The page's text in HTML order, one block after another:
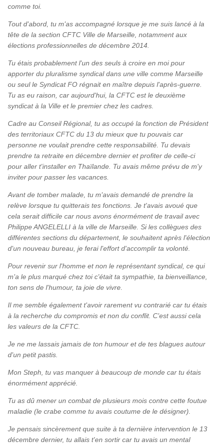
comme toi.
Tout d'abord, tu m'as accompagné lorsque je me suis lancé à la
tête de la section CFTC Ville de Marseille, notamment aux
élections professionnelles de décembre 2014.
Tu étais probablement l'un des seuls à croire en moi pour
apporter du pluralisme syndical dans une ville comme Marseille
ou seul le Syndicat FO régnait en maître depuis l'après-guerre.
Tu as eu raison, car aujourd'hui, la CFTC est le deuxième
syndicat à la Ville et le premier chez les cadres.
Cadre au Conseil Régional, tu as occupé la fonction de Président
des territoriaux CFTC du 13 du mieux que tu pouvais car
personne ne voulait prendre cette responsabilité. Tu devais
prendre ta retraite en décembre dernier et profiter de celle-ci
pour aller t'installer en Thaïlande. Tu avais même prévu de m'y
inviter pour passer les vacances.
Avant de tomber malade, tu m'avais demandé de prendre la
relève lorsque tu quitterais tes fonctions. Je t'avais avoué que
cela serait difficile car nous avons énormément de travail avec
Philippe ANGELELLI à la ville de Marseille. Si les collègues des
différentes sections du département, le souhaitent après l'élection
d'un nouveau bureau, je ferai l'effort d'accomplir ta volonté.
Pour revenir sur l'homme et non le représentant syndical, ce qui
m'a le plus marqué chez toi c'était ta sympathie, ta bienveillance,
ton sens de l'humour, ta joie de vivre.
Il me semble également t'avoir rarement vu contrarié car tu étais
à la recherche du compromis et non du conflit. C'est aussi cela
les valeurs de la CFTC.
Je ne me lassais jamais de ton humour et de tes blagues autour
d'un petit pastis.
Mon Steph, tu vas manquer à beaucoup de monde car tu étais
énormément apprécié.
Tu as dû mener un combat de plusieurs mois contre cette foutue
maladie (le crabe comme tu avais coutume de le désigner).
Je pensais sincèrement que suite à ta dernière intervention le 13
décembre dernier, tu allais t'en sortir car tu avais un mental